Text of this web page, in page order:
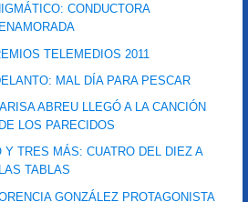
CONDUCTORA
TELEMEDIOS 2011
MAL DÍA PARA PESCAR
ABREU LLEGÓ A LA CANCIÓN
LOS PARECIDOS
Y TRES MÁS: CUATRO DEL DIEZ A
TABLAS
GONZÁLEZ PROTAGONISTA